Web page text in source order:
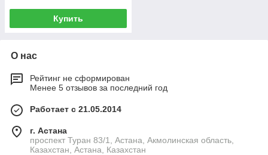
Купить
О нас
Рейтинг не сформирован
Менее 5 отзывов за последний год
Работает с 21.05.2014
г. Астана
проспект Туран 83/1, Астана, Акмолинская область,
Казахстан, Астана, Казахстан